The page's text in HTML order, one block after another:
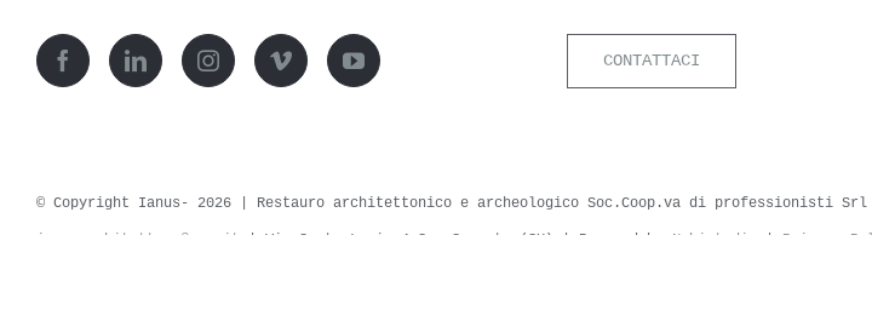
CONTATTACI
© Copyright Ianus- 2026 | Restauro architettonico e archeologico Soc.Coop.va di professionisti Srl
ianusarchitettura@pec.it | Via Santa Lucia,4 San Sperate (SU) | Powered by Nubistudio | Privacy